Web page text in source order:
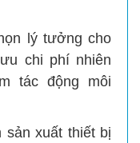
lý tưởng cho
chi phí nhiên
tác động môi
sản xuất thiết bị